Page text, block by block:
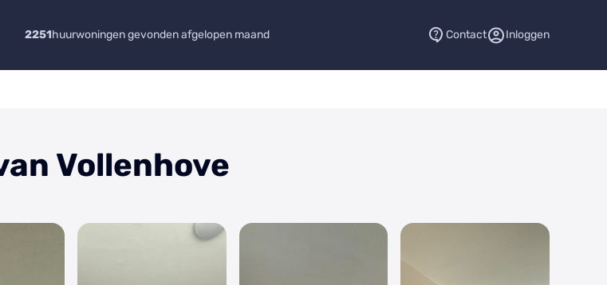
2251huurwoningen gevonden afgelopen maand Contact Inloggen
Vollenhove